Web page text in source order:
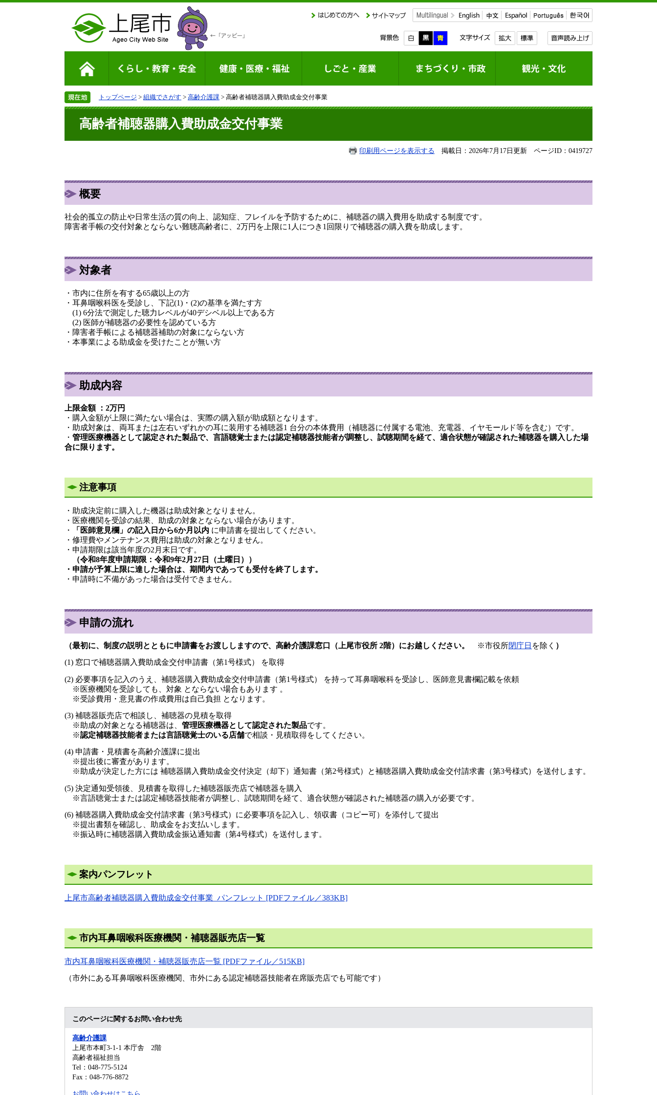
トップページ > 組織でさがす > 高齢介護課 > 高齢者補聴器購入費助成金交付事業
高齢者補聴器購入費助成金交付事業
印刷用ページを表示する 掲載日：2026年7月17日更新 ページID：0419727
概要
社会的孤立の防止や日常生活の質の向上、認知症、フレイルを予防するために、補聴器の購入費用を助成する制度です。
障害者手帳の交付対象とならない難聴高齢者に、2万円を上限に1人につき1回限りで補聴器の購入費を助成します。
対象者
・市内に住所を有する65歳以上の方
・耳鼻咽喉科医を受診し、下記(1)・(2)の基準を満たす方
(1) 6分法で測定した聴力レベルが40デシベル以上である方
(2) 医師が補聴器の必要性を認めている方
・障害者手帳による補聴器補助の対象にならない方
・本事業による助成金を受けたことが無い方
助成内容
上限金額 ：2万円
・購入金額が上限に満たない場合は、実際の購入額が助成額となります。
・助成対象は、両耳または左右いずれかの耳に装用する補聴器1 台分の本体費用（補聴器に付属する電池、充電器、イヤモールド等を含む）です。
・ 管理医療機器として認定された製品で、言語聴覚士または認定補聴器技能者が調整し、試聴期間を経て、適合状態が確認された補聴器を購入した場
合に限ります。
注意事項
・助成決定前に購入した機器は助成対象となりません。
・医療機関を受診の結果、助成の対象とならない場合があります。
・
「医師意見欄」の記入日から6か月以内 に申請書を提出してください。
・修理費やメンテナンス費用は助成の対象となりません。
・申請期限は該当年度の2月末日です。
（令和8年度申請期限：令和9年2月27日（土曜日））
・申請が予算上限に達した場合は、期間内であっても受付を終了します。
・申請時に不備があった場合は受付できません。
申請の流れ
（最初に、制度の説明とともに申請書をお渡ししますので、高齢介護課窓口（上尾市役所 2階）にお越しください。 ※市役所閉庁日 を除く ）
(1) 窓口で補聴器購入費助成金交付申請書（第1号様式） を取得
(2) 必要事項を記入のうえ、補聴器購入費助成金交付申請書（第1号様式） を持って耳鼻咽喉科を受診し、医師意見書欄記載を依頼
※医療機関を受診しても、対象 とならない場合もあります 。
※受診費用・意見書の作成費用は自己負担 となります。
(3) 補聴器販売店で相談し、補聴器の見積を取得
※助成の対象となる補聴器は、 管理医療機器として認定された製品です。
※認定補聴器技能者または言語聴覚士のいる店舗で相談・見積取得をしてください。
(4) 申請書・見積書を高齢介護課に提出
※提出後に審査があります。
※助成が決定した方には 補聴器購入費助成金交付決定（却下）通知書（第2号様式）と補聴器購入費助成金交付請求書（第3号様式）を送付します。
(5) 決定通知受領後、見積書を取得した補聴器販売店で補聴器を購入
​ ※言語聴覚士または認定補聴器技能者が調整し、試聴期間を経て、適合状態が確認された補聴器の購入が必要です。
(6) 補聴器購入費助成金交付請求書（第3号様式）に必要事項を記入し、領収書（コピー可）を添付して提出
※提出書類を確認し、助成金をお支払いします。
※振込時に補聴器購入費助成金振込通知書（第4号様式）を送付します。
案内パンフレット
上尾市高齢者補聴器購入費助成金交付事業_パンフレット [PDFファイル／383KB]
市内耳鼻咽喉科医療機関・補聴器販売店一覧
市内耳鼻咽喉科医療機関・補聴器販売店一覧 [PDFファイル／515KB]
（市外にある耳鼻咽喉科医療機関、市外にある認定補聴器技能者在席販売店でも可能です）
このページに関するお問い合わせ先
高齢介護課
上尾市本町3-1-1 本庁舎 2階
高齢者福祉担当
Tel：048-775-5124
Fax：048-776-8872